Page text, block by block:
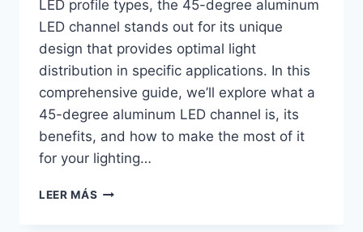
LED profile types, the 45-degree aluminum
LED channel stands out for its unique
design that provides optimal light
distribution in specific applications. In this
comprehensive guide, we’ll explore what a
45-degree aluminum LED channel is, its
benefits, and how to make the most of it
for your lighting…
LEER MÁS